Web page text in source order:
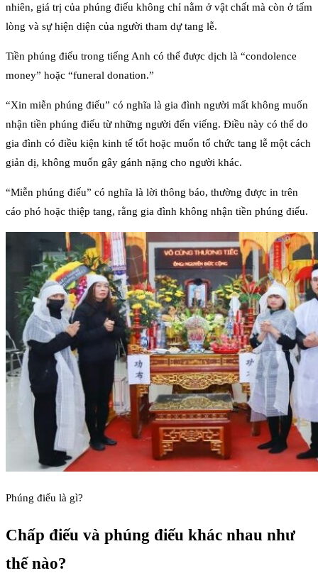
nhiên, giá trị của phúng điếu không chỉ nằm ở vật chất mà còn ở tấm
lòng và sự hiện diện của người tham dự tang lễ.
Tiền phúng điếu trong tiếng Anh có thể được dịch là “condolence
money” hoặc “funeral donation.”
“Xin miễn phúng điếu” có nghĩa là gia đình người mất không muốn
nhận tiền phúng điếu từ những người đến viếng. Điều này có thể do
gia đình có điều kiện kinh tế tốt hoặc muốn tổ chức tang lễ một cách
giản dị, không muốn gây gánh nặng cho người khác.
“Miễn phúng điếu” có nghĩa là lời thông báo, thường được in trên
cáo phó hoặc thiệp tang, rằng gia đình không nhận tiền phúng điếu.
Phúng điếu là gì?
Chấp điếu và phúng điếu khác nhau như
thế nào?